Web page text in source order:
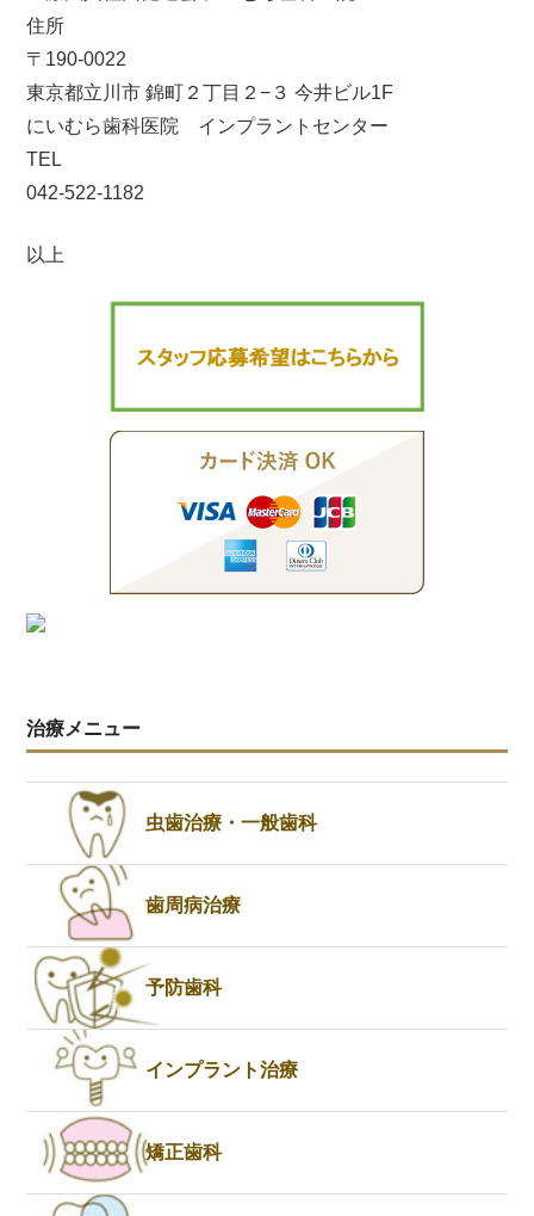
住所
〒190-0022
東京都立川市 錦町２丁目２−３ 今井ビル1F
にいむら歯科医院 インプラントセンター
TEL
042-522-1182
以上
治療メニュー
虫歯治療・一般歯科
歯周病治療
予防歯科
インプラント治療
矯正歯科